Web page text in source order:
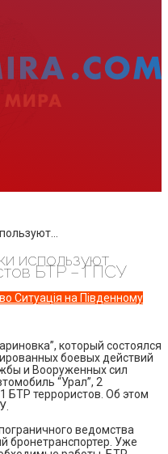
используют
БТР – ГПСУ
Ситуація на Південному
который состоялся
боевых действий
и Вооруженных сил
“Урал”, 2
БТР террористов. Об этом
ведомства
бронетранспортер. Уже